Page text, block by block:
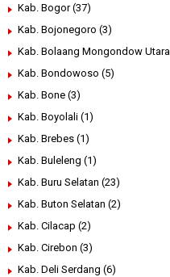
Kab. Bogor (37)
Kab. Bojonegoro (3)
Kab. Bolaang Mongondow Utara
Kab. Bondowoso (5)
Kab. Bone (3)
Kab. Boyolali (1)
Kab. Brebes (1)
Kab. Buleleng (1)
Kab. Buru Selatan (23)
Kab. Buton Selatan (2)
Kab. Cilacap (2)
Kab. Cirebon (3)
Kab. Deli Serdang (6)